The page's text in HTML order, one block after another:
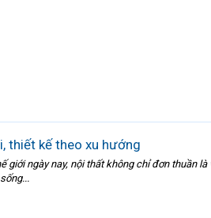
thiết kế theo xu hướng
ngày nay, nội thất không chỉ đơn thuần